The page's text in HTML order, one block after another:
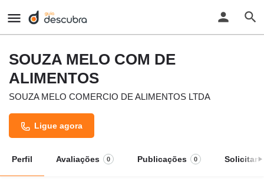
SOUZA MELO COM DE
ALIMENTOS
SOUZA MELO COMERCIO DE ALIMENTOS LTDA
Ligue agora
Perfil Avaliações 0 Publicações 0 Solicitar